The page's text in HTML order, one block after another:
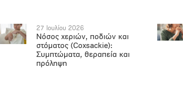
27 Ιουλίου 2026
Νόσος χεριών, ποδιών και
στόματος (Coxsackie):
Συμπτώματα, θεραπεία και
πρόληψη